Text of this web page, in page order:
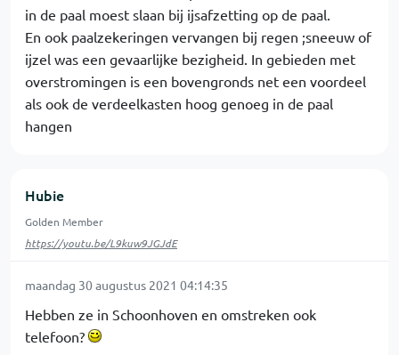
in de paal moest slaan bij ijsafzetting op de paal.
En ook paalzekeringen vervangen bij regen ;sneeuw of
ijzel was een gevaarlijke bezigheid. In gebieden met
overstromingen is een bovengronds net een voordeel
als ook de verdeelkasten hoog genoeg in de paal
hangen
Hubie
Golden Member
https://youtu.be/L9kuw9JGJdE
maandag 30 augustus 2021 04:14:35
Hebben ze in Schoonhoven en omstreken ook
telefoon?